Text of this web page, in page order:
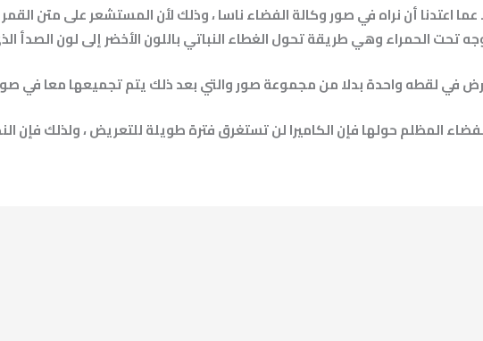
تحت الحمراء وهي طريقة تحول الغطاء النباتي باللون الأخضر إلى لون الصدأ
في لقطه واحدة بدلا من مجموعة صور والتي بعد ذلك يتم تجميعها معا في
بالفضاء المظلم حولها فإن الكاميرا لن تستغرق فترة طويلة للتعريض ، ولذلك